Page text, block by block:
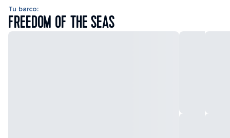
Tu barco:
FREEDOM OF THE SEAS